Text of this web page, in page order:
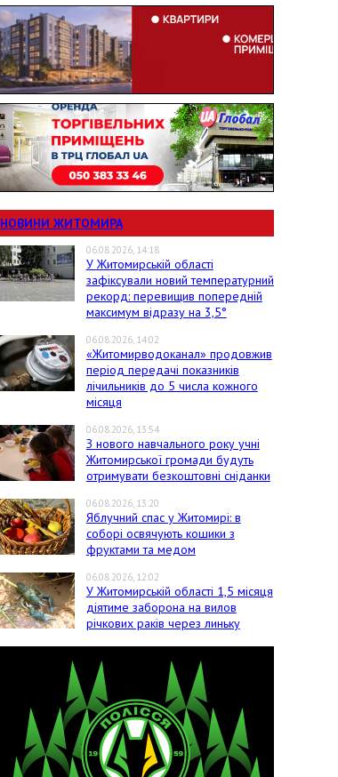
НОВИНИ ЖИТОМИРА
06.08.2026, 14:18
У Житомирській області
зафіксували новий температурний
рекорд: перевищив попередній
максимум відразу на 3,5°
06.08.2026, 14:02
«Житомирводоканал» продовжив
період передачі показників
лічильників до 5 числа кожного
місяця
06.08.2026, 13:54
З нового навчального року учні
Житомирської громади будуть
отримувати безкоштовні сніданки
06.08.2026, 13:20
Яблучний спас у Житомирі: в
соборі освячують кошики з
фруктами та медом
06.08.2026, 12:02
У Житомирській області 1,5 місяця
діятиме заборона на вилов
річкових раків через линьку